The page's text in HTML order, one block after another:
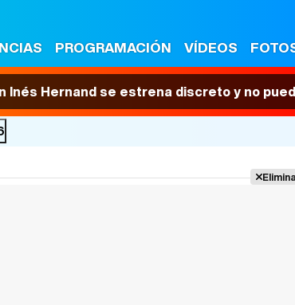
PROGRAMACIÓN VÍDEOS
Inés Hernand se estrena discreto y no